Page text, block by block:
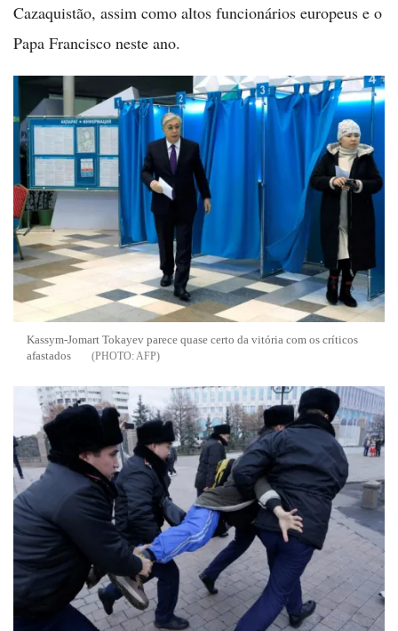
Cazaquistão, assim como altos funcionários europeus e o
Papa Francisco neste ano.
Kassym-Jomart Tokayev parece quase certo da vitória com os críticos
afastados
AFP